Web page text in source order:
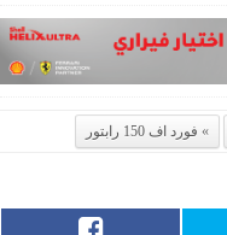
فورد اف 150 رابتور